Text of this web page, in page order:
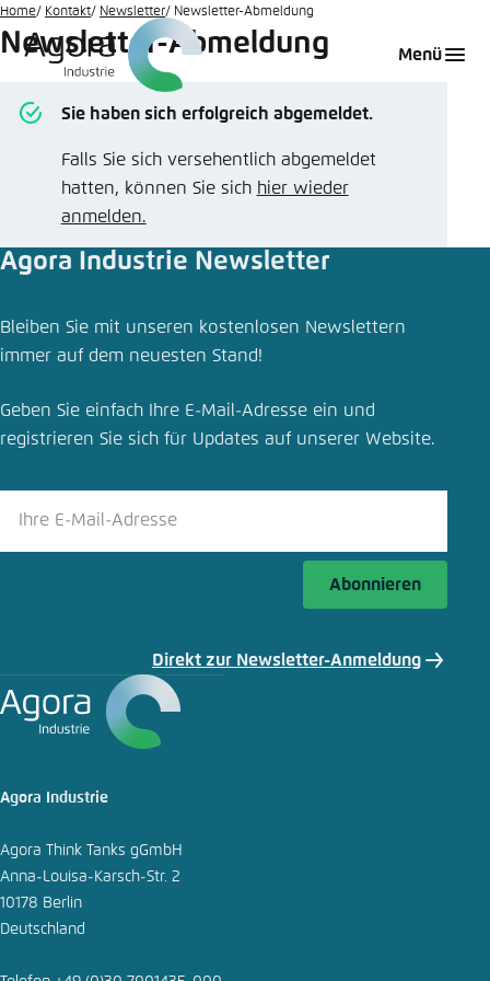
Zum
Hauptinhalt
Menü
Home Kontakt Newsletter Newsletter-Abmeldung
Newsletter-Abmeldung
Sie haben sich erfolgreich abgemeldet.
Falls Sie sich versehentlich abgemeldet
hatten, können Sie sich hier wieder
anmelden.
Agora Industrie Newsletter
Bleiben Sie mit unseren kostenlosen Newslettern
immer auf dem neuesten Stand!
Geben Sie einfach Ihre E-Mail-Adresse ein und
registrieren Sie sich für Updates auf unserer Website.
Abonnieren
Direkt zur Newsletter-Anmeldung
Agora Industrie
Agora Think Tanks gGmbH
Anna-Louisa-Karsch-Str. 2
10178 Berlin
Deutschland
Login
Melden Sie sich an um ..., ... und ... zu verwalten.
Benutzername *
Noch kein Benutzerkonto?
Abbrechen
Sprache auswählen
Deutsch
Agora Think Tanks
Erscheinungsbild der Webseite
Diese Webseite passt ihr Farbschema basierend
auf Ihren Einstellungen an. Wählen Sie aus,
verwenden möchten.
Close
Hell
Dunkel
Einstellung für diese Webseite im Browser
speichern
Übernehmen